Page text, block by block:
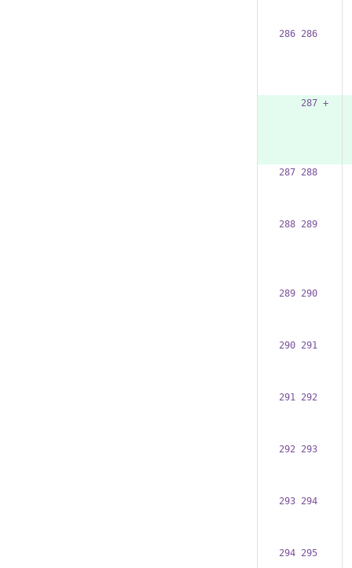
286 286
    287 +
287 288
288 289
289 290
290 291
291 292
292 293
293 294
294 295